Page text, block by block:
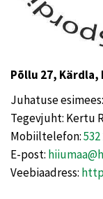
Põllu 27, Kärdla,
Juhatuse
Tegevjuht: Kertu
Mobiiltelefon:532
E-post:
Veebiaadress: